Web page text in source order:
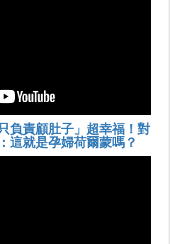
負責顧肚子」超幸福！對
這就是孕婦荷爾蒙嗎？